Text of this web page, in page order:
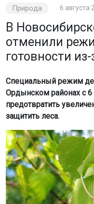
Природа 6 августа
В
отменили
готовности
Специальный режим
Ордынском районах с 6
предотвратить
защитить леса.